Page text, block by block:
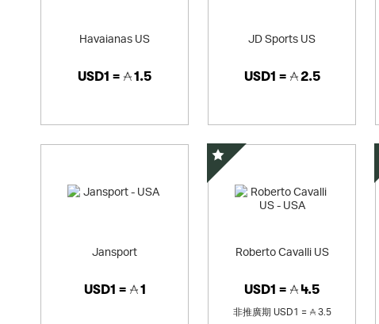
Havaianas US
USD1 = 1.5
JD Sports US
USD1 = 2.5
Jansport
USD1 = 1
Roberto Cavalli US
USD1 = 4.5
非推廣期 USD1 = 3.5
精選優惠